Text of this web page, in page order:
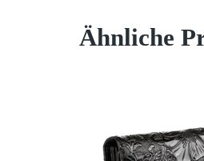
Ähnliche